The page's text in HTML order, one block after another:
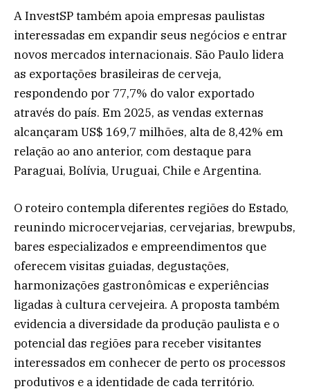
A InvestSP também apoia empresas paulistas
interessadas em expandir seus negócios e entrar
novos mercados internacionais. São Paulo lidera
as exportações brasileiras de cerveja,
respondendo por 77,7% do valor exportado
através do país. Em 2025, as vendas externas
alcançaram US$ 169,7 milhões, alta de 8,42% em
relação ao ano anterior, com destaque para
Paraguai, Bolívia, Uruguai, Chile e Argentina.
O roteiro contempla diferentes regiões do Estado,
reunindo microcervejarias, cervejarias, brewpubs,
bares especializados e empreendimentos que
oferecem visitas guiadas, degustações,
harmonizações gastronômicas e experiências
ligadas à cultura cervejeira. A proposta também
evidencia a diversidade da produção paulista e o
potencial das regiões para receber visitantes
interessados em conhecer de perto os processos
produtivos e a identidade de cada território.